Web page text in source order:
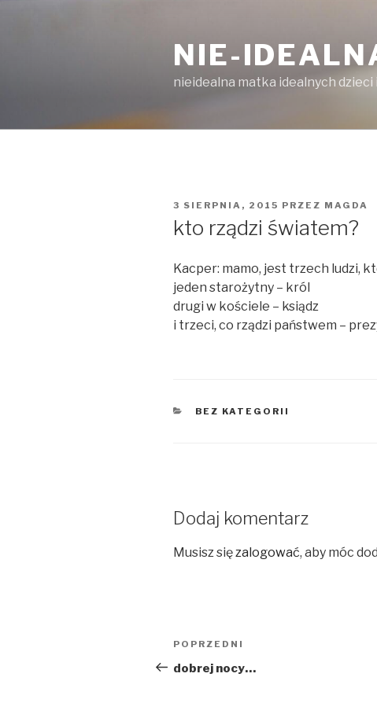
NIE-
nieidealna matka idealnych
OPUBLIKOWANE
3 SIERPNIA, 2015 PRZEZ MAGDA
kto rządzi światem?
Kacper: mamo, jest trzech ludzi,
jeden starożytny – król
drugi w kościele – ksiądz
i trzeci, co rządzi państwem –
KATEGORIE
BEZ KATEGORII
Dodaj komentarz
Musisz sięzalogować, aby móc
Nawigacja
wpisu
Poprzedni
wpis
POPRZEDNI
dobrej nocy…